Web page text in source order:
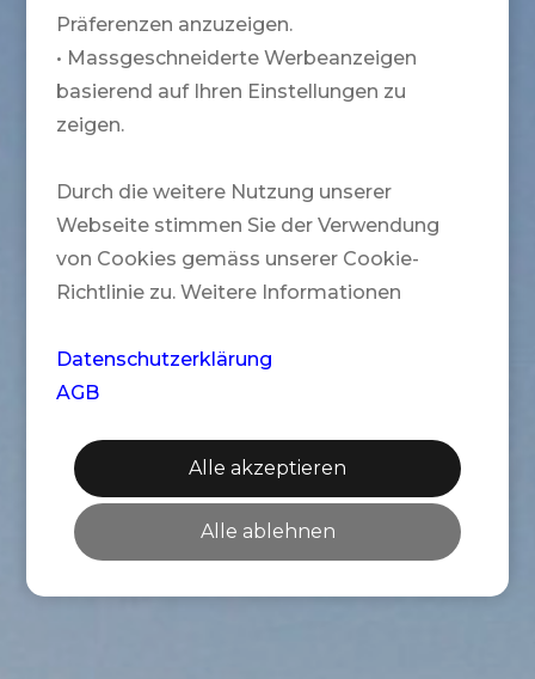
Präferenzen anzuzeigen.
• Massgeschneiderte Werbeanzeigen
basierend auf Ihren Einstellungen zu
zeigen.
Durch die weitere Nutzung unserer
Webseite stimmen Sie der Verwendung
von Cookies gemäss unserer Cookie-
Richtlinie zu. Weitere Informationen
Datenschutzerklärung
AGB
Alle akzeptieren
Alle ablehnen